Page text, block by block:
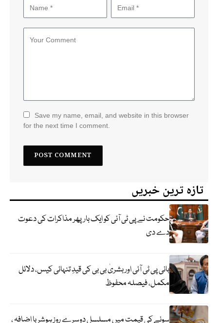
Save my name, email, and website in this browser
for the next time I comment.
تازہ ترین خبریں
حکومت نے پی ٹی آئی کو ایک بارپھر مذاکرات کی دعوت
دے دی
بانی پی ٹی آئی اور بشریٰ بی بی کی قیدِ تنہائی کیس، دلائل
مکمل، فیصلہ محفوظ
سونے کی قیمت میں مسلسل دوسرے روز ہوشربا اضافہ ،